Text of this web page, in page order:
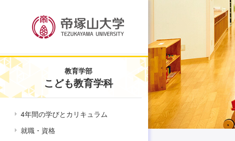
教育学部
こども教育学科
4年間の学びとカリキュラム
就職・資格